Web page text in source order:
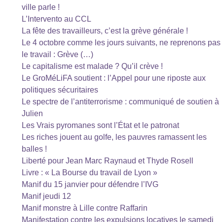
ville parle !
L’Intervento au CCL
La fête des travailleurs, c’est la grève générale !
Le 4 octobre comme les jours suivants, ne reprenons pas
le travail : Grève (…)
Le capitalisme est malade ? Qu’il crève !
Le GroMéLiFA soutient : l’Appel pour une riposte aux
politiques sécuritaires
Le spectre de l’antiterrorisme : communiqué de soutien à
Julien
Les Vrais pyromanes sont l’État et le patronat
Les riches jouent au golfe, les pauvres ramassent les
balles !
Liberté pour Jean Marc Raynaud et Thyde Rosell
Livre : « La Bourse du travail de Lyon »
Manif du 15 janvier pour défendre l’IVG
Manif jeudi 12
Manif monstre à Lille contre Raffarin
Manifestation contre les expulsions locatives le samedi